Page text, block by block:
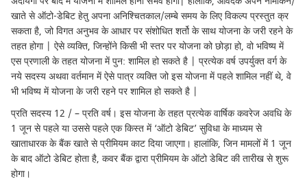
खाते से ऑटो-डेबिट हेतु अपना अनिश्चितकाल/लम्बे समय के लिए विकल्प प्रस्तुत क्र
सकता है, जो विगत अनुभव के आधार पर संशोधित शर्तो के साथ योजना के जरी रहने के
तहत होगा | ऐसे व्यक्ति, जिन्होंने किसी भी स्तर पर योजना को छोड़ा हो, वो भविष्य में
एस प्रणाली के तहत योजना में पुन: शामिल हो सकते है | प्रत्येक वर्ष उपर्युक्त वर्ग के
नये सदस्य अथवा वर्तमान में ऐसे पात्र व्यक्ति जो इस योजना में पहले शामिल नहीं थे, वे
भी भविष्य में योजना के जरी रहने पर शामिल हो सकते है |
प्रति सदस्य 12 / – प्रति वर्ष। इस योजना के तहत प्रत्येक वार्षिक कवरेज अवधि के
1 जून से पहले या उससे पहले एक किस्त में ‘ऑटो डेबिट’ सुविधा के माध्यम से
खाताधारक के बैंक खाते से प्रीमियम काट दिया जाएगा। हालांकि, जिन मामलों में 1 जून
के बाद ऑटो डेबिट होता है, कवर बैंक द्वारा प्रीमियम के ऑटो डेबिट की तारीख से शुरू
होगा।